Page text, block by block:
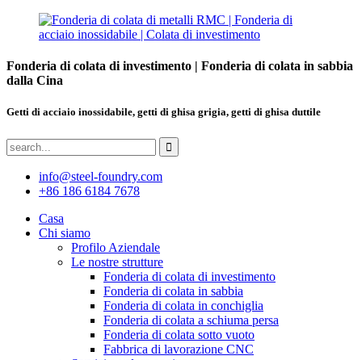
Fonderia di colata di investimento | Fonderia di colata in sabbia
dalla Cina
Getti di acciaio inossidabile, getti di ghisa grigia, getti di ghisa duttile
info@steel-foundry.com
+86 186 6184 7678
Casa
Chi siamo
Profilo Aziendale
Le nostre strutture
Fonderia di colata di investimento
Fonderia di colata in sabbia
Fonderia di colata in conchiglia
Fonderia di colata a schiuma persa
Fonderia di colata sotto vuoto
Fabbrica di lavorazione CNC